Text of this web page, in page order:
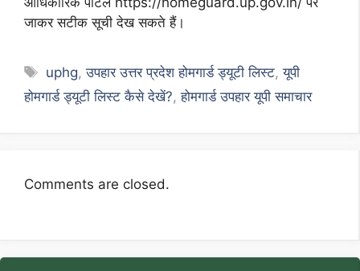
जाकर सटीक सूची देख सकते हैं।
Tags
uphg,उपहार उत्तर प्रदेश होमगार्ड ड्यूटी लिस्ट,यूपी
होमगार्ड ड्यूटी लिस्ट कैसे देखें?,होमगार्ड उपहार यूपी समाचार
Comments are closed.